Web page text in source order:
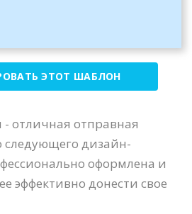
ЭТОТ ШАБЛОН
отличная отправная
следующего дизайн-
оформлена и
эффективно донести свое